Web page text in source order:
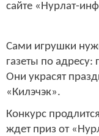
сайте «Нурлат-
Сами игрушки
газеты по адресу:
Они украсят
«Килэчэк».
Конкурс
ждет приз от